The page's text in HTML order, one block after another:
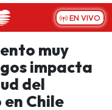
EN VIVO
muy
impacta
del
Chile